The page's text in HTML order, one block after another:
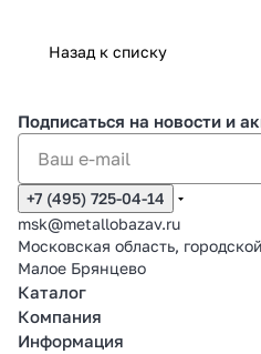
Назад к списку
Подписаться на новости и
+7 (495) 725-04-14
msk@metallobazav.ru
Московская область,
Малое Брянцево
Каталог
Компания
Информация